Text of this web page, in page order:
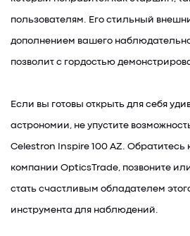
пользователям. Его стильный
дополнением вашего
позволит с гордостью
Если вы готовы открыть для себя
астрономии, не упустите
Celestron Inspire 100 AZ.
компании OpticsTrade, позвоните
стать счастливым обладателем
инструмента для наблюдений.